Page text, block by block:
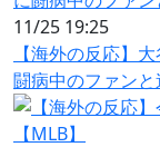
11/25 19:25
【海外の反応】
闘病中のファンと